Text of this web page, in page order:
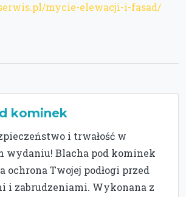
mycie-elewacji-i-fasad/
kominek
i trwałość w
wydaniu! Blacha pod kominek
ochrona Twojej podłogi przed
i zabrudzeniami. Wykonana z